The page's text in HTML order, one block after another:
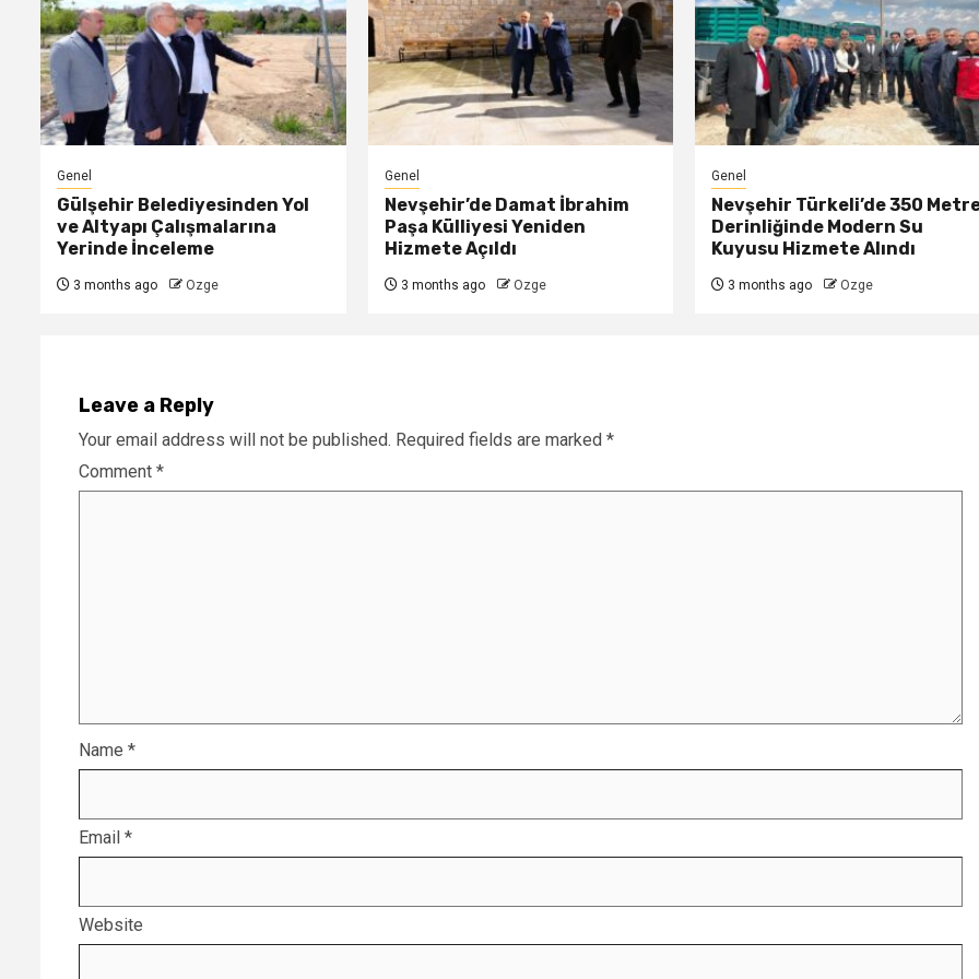
Genel
Gülşehir Belediyesinden Yol
ve Altyapı Çalışmalarına
Yerinde İnceleme
3 months ago Ozge
Genel
Nevşehir’de Damat İbrahim
Paşa Külliyesi Yeniden
Hizmete Açıldı
3 months ago Ozge
Genel
Nevşehir Türkeli’de 350
Derinliğinde Modern Su
Kuyusu Hizmete Alındı
3 months ago Ozge
Leave a Reply
Your email address will not be published. Required fields are marked *
Comment *
Name *
Email *
Website